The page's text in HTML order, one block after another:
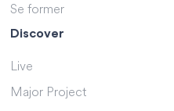
Se former
Discover
Live
Major Project